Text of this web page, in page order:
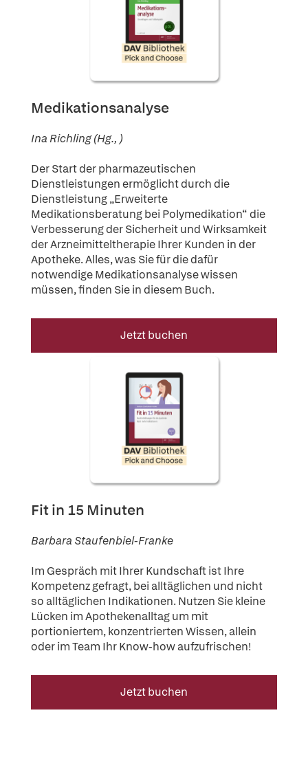
Medikationsanalyse
Ina Richling (Hg., )
Der Start der pharmazeutischen
Dienstleistungen ermöglicht durch die
Dienstleistung „Erweiterte
Medikationsberatung bei Polymedikation“ die
Verbesserung der Sicherheit und Wirksamkeit
der Arzneimitteltherapie Ihrer Kunden in der
Apotheke. Alles, was Sie für die dafür
notwendige Medikationsanalyse wissen
müssen, finden Sie in diesem Buch.
Jetzt buchen
Fit in 15 Minuten
Barbara Staufenbiel-Franke
Im Gespräch mit Ihrer Kundschaft ist Ihre
Kompetenz gefragt, bei alltäglichen und nicht
so alltäglichen Indikationen. Nutzen Sie kleine
Lücken im Apothekenalltag um mit
portioniertem, konzentrierten Wissen, allein
oder im Team Ihr Know-how aufzufrischen!
Jetzt buchen